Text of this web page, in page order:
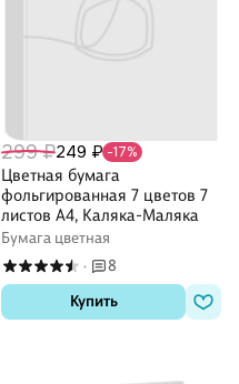
299 ₽249 ₽ -17%
Цветная бумага
фольгированная 7 цветов 7
листов А4, Каляка-Маляка
Бумага цветная
·
8
Купить